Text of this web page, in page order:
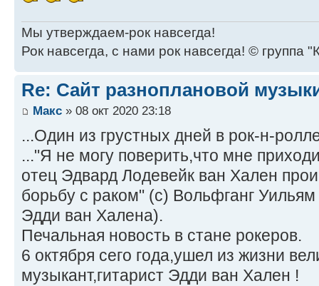
Мы утверждаем-рок навсегда!
Рок навсегда, с нами рок навсегда! © группа
Re: Сайт разноплановой
Макс » 08 окт 2020 23:18
...Один из грустных дней в рок-н-
..."Я не могу поверить,что мне
отец Эдвард Лодевейк ван Хален
борьбу с раком" (с) Вольфганг
Эдди ван Халена).
Печальная новость в стане рокеров.
6 октября сего года,ушел из жизни
музыкант,гитарист Эдди ван Хален !